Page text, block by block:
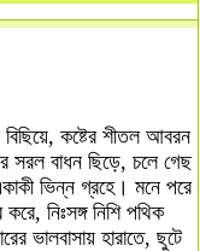
কষ্টের শীতল আবরন
সরল বাধন ছিড়ে, চলে গেছ
ভিন্ন গ্রহে। মনে পরে
নিঃসঙ্গ নিশি পথিক
ভালবাসায় হারাতে, ছুটে